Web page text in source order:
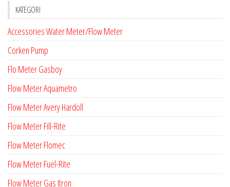
KATEGORI
Accessories Water Meter/Flow Meter
Corken Pump
Flo Meter Gasboy
Flow Meter Aquametro
Flow Meter Avery Hardoll
Flow Meter Fill-Rite
Flow Meter Flomec
Flow Meter Fuel-Rite
Flow Meter Gas Itron